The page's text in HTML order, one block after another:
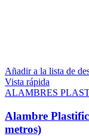
Añadir a la lista de
Vista rápida
ALAMBRES
Alambre
metros)